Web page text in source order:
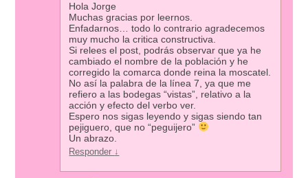
Hola Jorge
Muchas gracias por leernos.
Enfadarnos… todo lo contrario agradecemos
muy mucho la critica constructiva.
Si relees el post, podrás observar que ya he
cambiado el nombre de la población y he
corregido la comarca donde reina la moscatel.
No así la palabra de la línea 7, ya que me
refiero a las bodegas “vistas”, relativo a la
acción y efecto del verbo ver.
Espero nos sigas leyendo y sigas siendo tan
pejiguero, que no “peguijero”
Un abrazo.
Responder ↓